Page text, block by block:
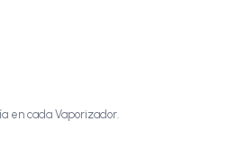
en cada Vaporizador.